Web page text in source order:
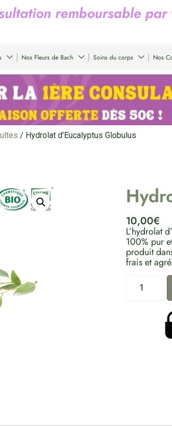
ultation remboursable par
Nos Fleurs de Bach Soins du corps Nos
/ Hydrolat d’Eucalyptus Globulus
10,00€
L’hydrolat
100% pur
produit
frais et